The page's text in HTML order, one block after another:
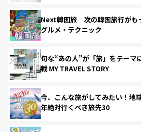
Next韓国旅 次の韓国旅行がも
グルメ・テクニック
旬な“あの人”が「旅」をテーマ
載 MY TRAVEL STORY
今、こんな旅がしてみたい！地
年絶対行くべき旅先30